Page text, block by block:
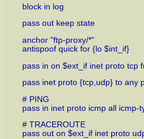
block in log
pass out keep state
anchor "ftp-proxy/*"
antispoof quick for {lo $int_if}
pass in on $ext_if inet proto tcp
pass inet proto {tcp,udp} to any
# PING
pass in inet proto icmp all icmp-
# TRACEROUTE
pass out on $ext_if inet proto